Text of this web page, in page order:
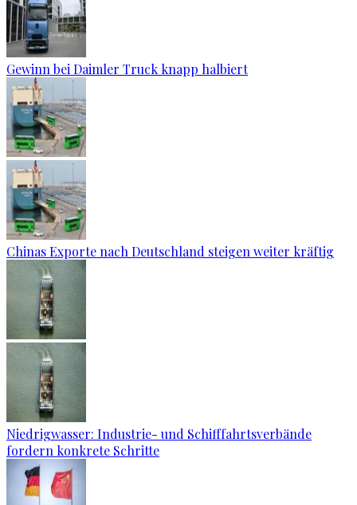
Gewinn bei Daimler Truck knapp halbiert
Chinas Exporte nach Deutschland steigen weiter kräftig
Niedrigwasser: Industrie- und Schifffahrtsverbände
fordern konkrete Schritte